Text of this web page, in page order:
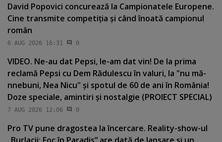
David Popovici concurează la Campionatele Europene.
Cine transmite competiţia şi când înoată campionul
român
6 AUG 2026 16:31 0
VIDEO. Ne-au dat Pepsi, le-am dat vin! De la prima
reclamă Pepsi cu Dem Rădulescu în valuri, la "nu mă-
nnebuni, Nea Nicu" şi spotul de 60 de ani în România!
Doze speciale, amintiri şi nostalgie (PROIECT SPECIAL)
7 AUG 2026 12:06 0
Pro TV pune dragostea la încercare. Reality-show-ul